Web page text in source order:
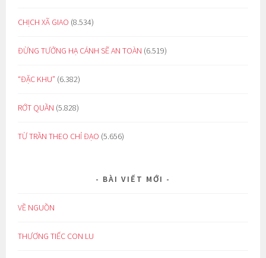
CHỊCH XÃ GIAO (8.534)
ĐỪNG TƯỞNG HẠ CÁNH SẼ AN TOÀN (6.519)
“ĐẶC KHU” (6.382)
RỚT QUẦN (5.828)
TỪ TRẦN THEO CHỈ ĐẠO (5.656)
BÀI VIẾT MỚI
VỀ NGUỒN
THƯƠNG TIẾC CON LU